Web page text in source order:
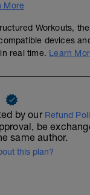
More
Workouts,
devices
real time. Learn
by our Refund
be
same author.
this plan?